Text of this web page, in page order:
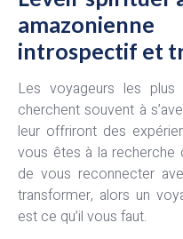
introspectif et
Les voyageurs les
cherchent souvent à
leur offriront des
vous êtes à la recherche
de vous reconnecter
transformer, alors un
est ce qu’il vous faut.